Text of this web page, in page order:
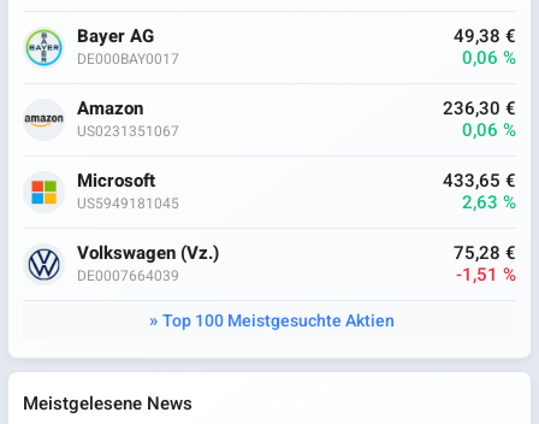
Bayer AG
DE000BAY0017
49,38 €
0,06 %
Amazon
US0231351067
236,30 €
0,06 %
Microsoft
US5949181045
433,65 €
2,63 %
Volkswagen (Vz.)
DE0007664039
75,28 €
-1,51 %
Top 100 Meistgesuchte Aktien
Meistgelesene News